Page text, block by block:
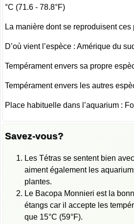
°C (71.6 - 78.8°F)
La manière dont se reproduisent ces
D’où vient l’espèce : Amérique du
Tempérament envers sa propre
Tempérament envers les autres
Place habituelle dans l’aquarium :
Savez-vous?
Les Tétras se sentent bien
aiment également les
plantes.
Le Bacopa Monnieri est la
étangs car il accepte les
que 15°C (59°F).